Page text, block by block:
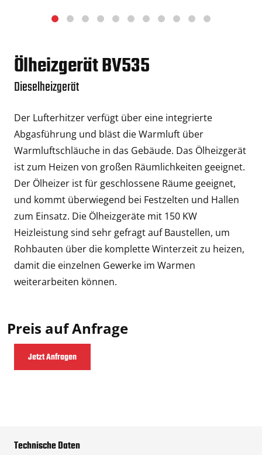
Ölheizgerät BV535
Dieselheizgerät
Der Lufterhitzer verfügt über eine integrierte
Abgasführung und bläst die Warmluft über
Warmluftschläuche in das Gebäude. Das Ölheizgerät
ist zum Heizen von großen Räumlichkeiten geeignet.
Der Ölheizer ist für geschlossene Räume geeignet,
und kommt überwiegend bei Festzelten und Hallen
zum Einsatz. Die Ölheizgeräte mit 150 KW
Heizleistung sind sehr gefragt auf Baustellen, um
Rohbauten über die komplette Winterzeit zu heizen,
damit die einzelnen Gewerke im Warmen
weiterarbeiten können.
Preis auf Anfrage
Jetzt Anfragen
Technische Daten